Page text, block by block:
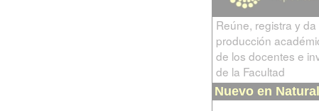
Reúne, registra y
producción
de los docentes e
de la Facultad
Nuevo en